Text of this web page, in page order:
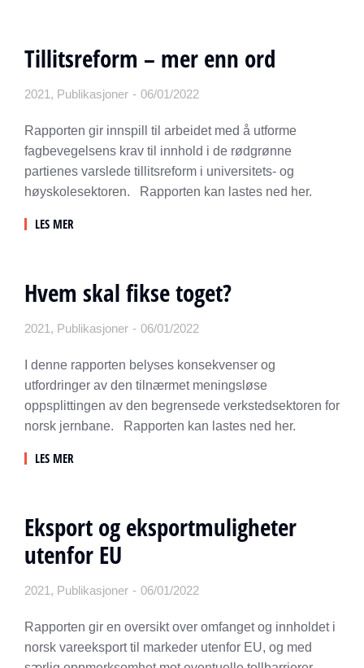
Tillitsreform – mer enn ord
2021 , Publikasjoner 06/01/2022
Rapporten gir innspill til arbeidet med å utforme
fagbevegelsens krav til innhold i de rødgrønne
partienes varslede tillitsreform i universitets- og
høyskolesektoren. Rapporten kan lastes ned her.
LES MER
Hvem skal fikse toget?
2021 , Publikasjoner 06/01/2022
I denne rapporten belyses konsekvenser og
utfordringer av den tilnærmet meningsløse
oppsplittingen av den begrensede verkstedsektoren for
norsk jernbane. Rapporten kan lastes ned her.
LES MER
Eksport og eksportmuligheter
utenfor EU
2021 , Publikasjoner 06/01/2022
Rapporten gir en oversikt over omfanget og innholdet i
norsk vareeksport til markeder utenfor EU, og med